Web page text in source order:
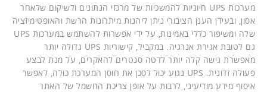
מערכות UPS חיוניות להמשכיות של מרכזי הנתונים ולשיקום שלאחר
אסון, ובעידן הענן הציבורי ניתן ליהנות מיתרונות הרשת והאופטימיזציה
שלה ומשיפור כללי באמינות, על ידי אפשרות להשתמש במערכות UPS
גם לטובת אגירת אנרגיה. במקביל, קישוריות UPS גדולה יותר
מאפשרת גישה קלה יותר לדטה סנטרים להאקרים, על מנת לבצע
פעולה זדונית. UPS נגוע יכול לסכן את חוסן המערכת כולה, לאפשר
איסוף מידע מודיעיני, לרבות על אופן צריכת החשמל של האתר